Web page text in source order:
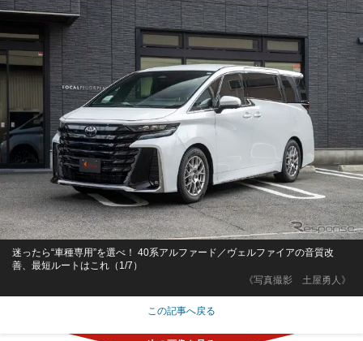
《写真撮影 土屋勇人》
迷ったら“車種専用”を選べ！ 40系アルファード／ヴェルファイアの音質改
善、最短ルートはこれ（1/7）
この記事へ戻る